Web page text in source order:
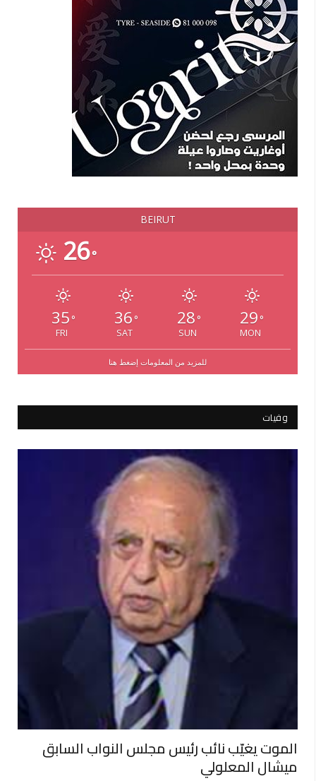
BEIRUT
26°
35 °
FRI
36 °
SAT
28 °
SUN
29 °
MON
للمزيد من المعلومات إضغط هنا
وفيات
الموت يغيّب نائب رئيس مجلس النواب السابق
ميشال المعلولي